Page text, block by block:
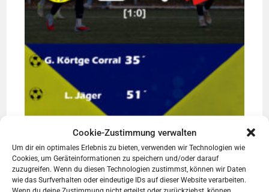
Cookie-Zustimmung verwalten
Um dir ein optimales Erlebnis zu bieten, verwenden wir Technologien wie
Cookies, um Geräteinformationen zu speichern und/oder darauf
zuzugreifen. Wenn du diesen Technologien zustimmst, können wir Daten
wie das Surfverhalten oder eindeutige IDs auf dieser Website verarbeiten.
Wenn du deine Zustimmung nicht erteilst oder zurückziehst, können
Derbysieger
8. November 2025